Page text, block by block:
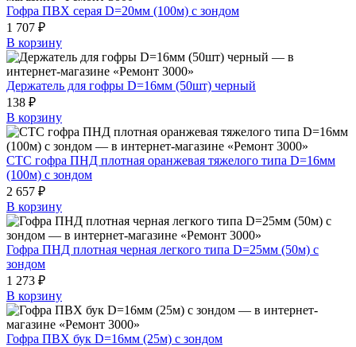
Гофра ПВХ серая D=20мм (100м) с зондом
1 707 ₽
В корзину
Держатель для гофры D=16мм (50шт) черный
138 ₽
В корзину
СТС гофра ПНД плотная оранжевая тяжелого типа D=16мм
(100м) с зондом
2 657 ₽
В корзину
Гофра ПНД плотная черная легкого типа D=25мм (50м) с
зондом
1 273 ₽
В корзину
Гофра ПВХ бук D=16мм (25м) с зондом